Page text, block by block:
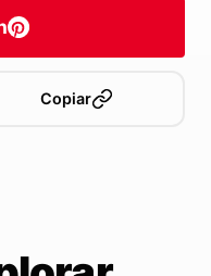
Copiar